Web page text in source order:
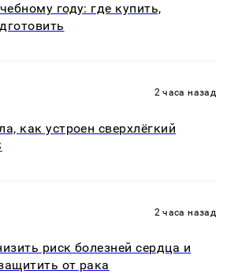
году: где купить,
2 часа назад
как устроен сверхлёгкий
2 часа назад
риск болезней сердца и
от рака